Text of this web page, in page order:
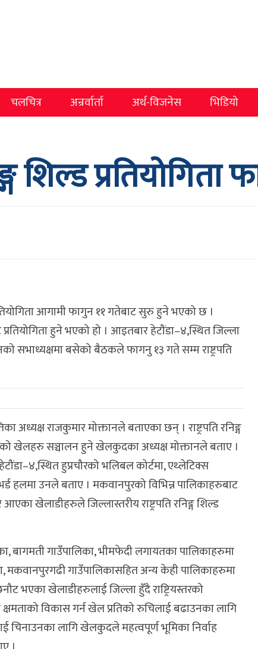
चलचित्र अन्रर्वार्ता अर्थ-विजनेस भिडियो
शिल्ड
आगामी फागुन ११ गतेबाट सुरु हुने भएको छ ।
हुने भएको हो । आइतबार हेटौंडा–४,स्थित जिल्ला
सभाध्यक्षमा बसेको बैठकले फागनु १३ गते सम्म राष्ट्रपति
राजकुमार मोक्तानले बताएका छन् । राष्ट्रपति रनिङ्ग
खेलहरु सञ्चालन हुने खेलकुदका अध्यक्ष मोक्तानले बताए ।
हुप्रचौरको भलिबल कोर्टमा, एथ्लेटिक्स
हलमा उनले बताए । मकवानपुरको विभिन्न पालिकाहरुबाट
आएका खेलाडीहरुले जिल्लास्तरीय राष्ट्रपति रनिङ्ग शिल्ड
बागमती गाउँपालिका, भीमफेदी लगायतका पालिकाहरुमा
मकवानपुरगढी गाउँपालिकासहित अन्य केही पालिकाहरुमा
भएका खेलाडीहरुलाई जिल्ला हुँदै राष्ट्रियस्तरको
विकास गर्न खेल प्रतिको रुचिलाई बढाउनका लागि
चिनाउनका लागि खेलकुदले महत्वपूर्ण भूमिका निर्वाह